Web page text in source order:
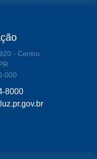
- Centro
000
8000